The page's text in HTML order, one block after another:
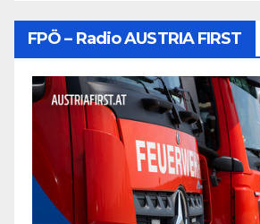
FPÖ – Radio AUSTRIA FIRST